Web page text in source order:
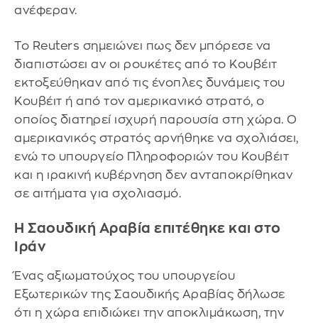
ανέφεραν.
Το Reuters σημειώνει πως δεν μπόρεσε να
διαπιστώσει αν οι ρουκέτες από το Κουβέιτ
εκτοξεύθηκαν από τις ένοπλες δυνάμεις του
Κουβέιτ ή από τον αμερικανικό στρατό, ο
οποίος διατηρεί ισχυρή παρουσία στη χώρα. Ο
αμερικανικός στρατός αρνήθηκε να σχολιάσει,
ενώ το υπουργείο Πληροφοριών του Κουβέιτ
και η ιρακινή κυβέρνηση δεν ανταποκρίθηκαν
σε αιτήματα για σχολιασμό.
Η Σαουδική Αραβία επιτέθηκε και στο
Ιράν
Ένας αξιωματούχος του υπουργείου
Εξωτερικών της Σαουδικής Αραβίας δήλωσε
ότι η χώρα επιδιώκει την αποκλιμάκωση, την